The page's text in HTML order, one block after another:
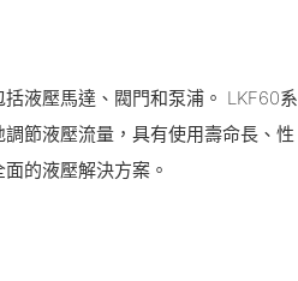
液壓馬達、閥門和泵浦。 LKF60系
節液壓流量，具有使用壽命長、性
的液壓解決方案。